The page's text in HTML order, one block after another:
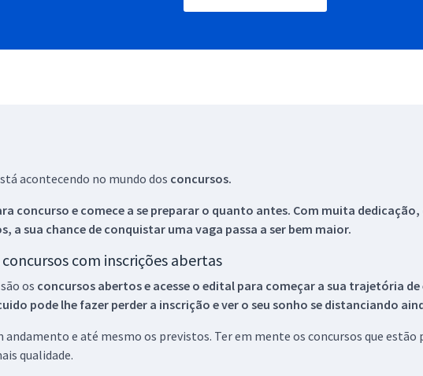
acontecendo no mundo dos concursos.
concurso e comece a se preparar o quanto antes. Com muita
a sua chance de conquistar uma vaga passa a ser bem maior.
com inscrições abertas
os concursos abertos e acesse o edital para começar a sua trajetória
pode lhe fazer perder a inscrição e ver o seu sonho se distanciando
e até mesmo os previstos. Ter em mente os concursos que estão
qualidade.